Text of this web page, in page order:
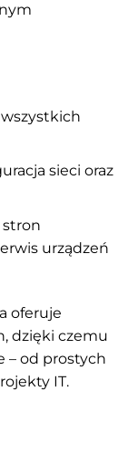
sieci oraz
stron
urządzeń
oferuje
dzięki czemu
– od prostych
IT.